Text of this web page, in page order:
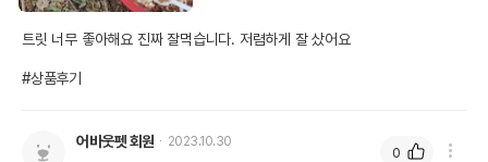
트릿 너무 좋아해요 진짜 잘먹습니다. 저렴하게 잘 샀어요
#상품후기
어바웃펫 회원 2023.10.30
0